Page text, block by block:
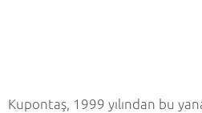
Kupontaş, 1999 yılından bu